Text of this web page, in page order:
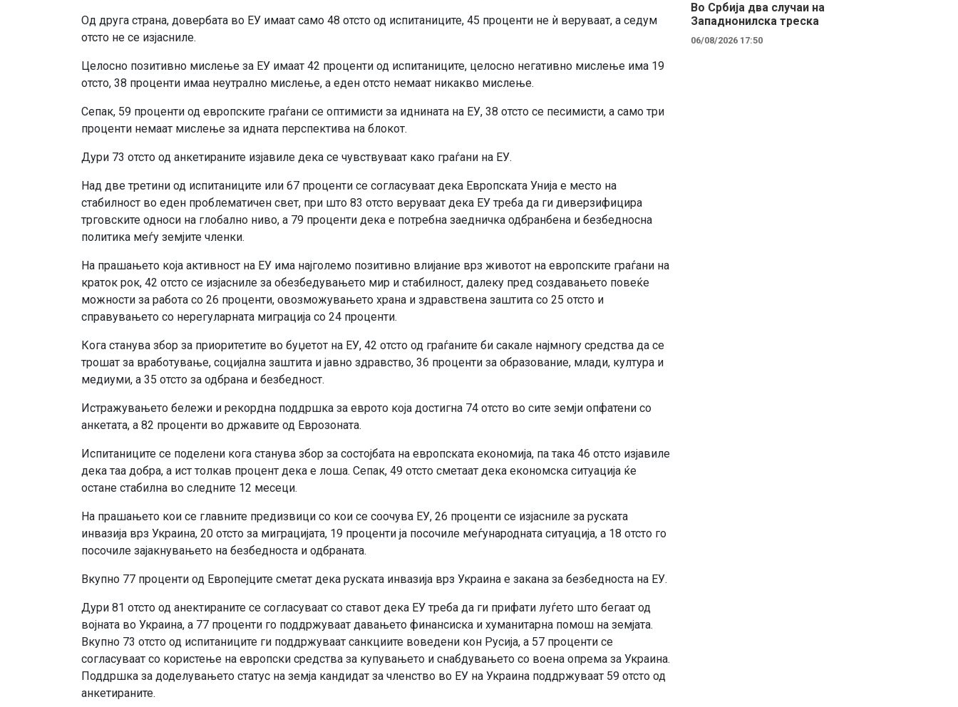
Од друга страна, довербата во ЕУ имаат само 48 отсто од испитаниците, 45 проценти не ѝ веруваат, а седум
отсто не се изјасниле.
Целосно позитивно мислење за ЕУ имаат 42 проценти од испитаниците, целосно негативно мислење има 19
отсто, 38 проценти имаа неутрално мислење, а еден отсто немаат никакво мислење.
Сепак, 59 проценти од европските граѓани се оптимисти за иднината на ЕУ, 38 отсто се песимисти, а само три
проценти немаат мислење за идната перспектива на блокот.
Дури 73 отсто од анкетираните изјавиле дека се чувствуваат како граѓани на ЕУ.
Над две третини од испитаниците или 67 проценти се согласуваат дека Европската Унија е место на
стабилност во еден проблематичен свет, при што 83 отсто веруваат дека ЕУ треба да ги диверзифицира
трговските односи на глобално ниво, а 79 проценти дека е потребна заедничка одбранбена и безбедносна
политика меѓу земјите членки.
На прашањето која активност на ЕУ има најголемо позитивно влијание врз животот на европските граѓани на
краток рок, 42 отсто се изјасниле за обезбедувањето мир и стабилност, далеку пред создавањето повеќе
можности за работа со 26 проценти, овозможувањето храна и здравствена заштита со 25 отсто и
справувањето со нерегуларната миграција со 24 проценти.
Кога станува збор за приоритетите во буџетот на ЕУ, 42 отсто од граѓаните би сакале најмногу средства да се
трошат за вработување, социјална заштита и јавно здравство, 36 проценти за образование, млади, култура и
медиуми, а 35 отсто за одбрана и безбедност.
Истражувањето бележи и рекордна поддршка за еврото која достигна 74 отсто во сите земји опфатени со
анкетата, а 82 проценти во државите од Еврозоната.
Испитаниците се поделени кога станува збор за состојбата на европската економија, па така 46 отсто изјавиле
дека таа добра, а ист толкав процент дека е лоша. Сепак, 49 отсто сметаат дека економска ситуација ќе
остане стабилна во следните 12 месеци.
На прашањето кои се главните предизвици со кои се соочува ЕУ, 26 проценти се изјасниле за руската
инвазија врз Украина, 20 отсто за миграцијата, 19 проценти ја посочиле меѓународната ситуација, а 18 отсто го
посочиле зајакнувањето на безбедноста и одбраната.
Вкупно 77 проценти од Европејците сметат дека руската инвазија врз Украина е закана за безбедноста на ЕУ.
Дури 81 отсто од анектираните се согласуваат со ставот дека ЕУ треба да ги прифати луѓето што бегаат од
војната во Украина, а 77 проценти го поддржуваат давањето финансиска и хуманитарна помош на земјата.
Вкупно 73 отсто од испитаниците ги поддржуваат санкциите воведени кон Русија, а 57 проценти се
согласуваат со користење на европски средства за купувањето и снабдувањето со воена опрема за Украина.
Поддршка за доделувањето статус на земја кандидат за членство во ЕУ на Украина поддржуваат 59 отсто од
анкетираните.
Во Србија два случaи на
Западнонилска треска
06/08/2026 17:50